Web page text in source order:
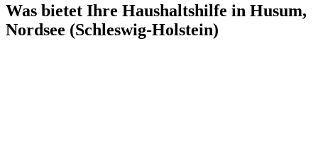
Was bietet Ihre Haushaltshilfe in Husum,
Nordsee (Schleswig-Holstein)